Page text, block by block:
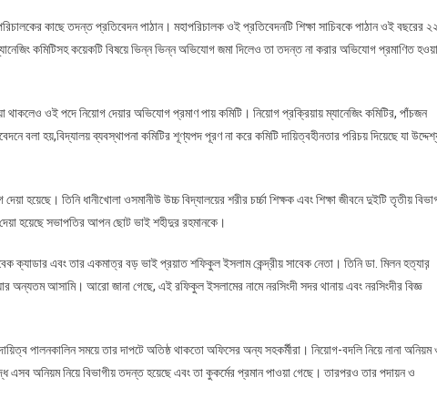
কাছে তদন্ত প্রতিবেদন পাঠান। মহাপরিচালক ওই প্রতিবেদনটি শিক্ষা সাচিবকে পাঠান ওই বছরের ২২
কমিটিসহ কয়েকটি বিষয়ে ভিন্ন ভিন্ন অভিযোগ জমা দিলেও তা তদন্ত না করার অভিযোগ প্রমাণিত
থাকলেও ওই পদে নিয়োগ দেয়ার অভিযোগ প্রমাণ পায় কমিটি। নিয়োগ প্রক্রিয়ায় ম্যানেজিং কমিটির, পাঁচজন
বলা হয়,বিদ্যালয় ব্যবস্থাপনা কমিটির শূণ্যপদ পূরণ না করে কমিটি দায়িত্বহীনতার পরিচয় দিয়েছে যা
হয়েছে। তিনি ধানীখোলা ওসমানীউ উচ্চ বিদ্যালয়ের শরীর চর্চ্চা শিক্ষক এবং শিক্ষা জীবনে দুইটি তৃতীয়
হয়েছে সভাপতির আপন ছোট ভাই শহীদুর রহমানকে।
ক্যাডার এবং তার একমাত্র বড় ভাই প্রয়াত শফিকুল ইসলাম কেন্দ্রীয় সাবেক নেতা। তিনি ডা. মিলন হত্যার়
অন্যতম আসামি। আরো জানা গেছে, এই রফিকুল ইসলামের নামে নরসিংদী সদর থানায় এবং নরসিংদীর বিজ্ঞ
পালনকালিন সময়ে তার দাপটে অতিষ্ঠ থাকতো অফিসের অন্য সহকর্মীরা। নিয়োগ-বদলি নিয়ে নানা অনিয়ম
অনিয়ম নিয়ে বিভাগীয় তদন্ত হয়েছে এবং তা কুকর্মের প্রমান পাওয়া গেছে। তারপরও তার পদায়ন ও